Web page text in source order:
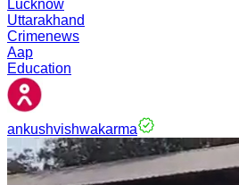
Lucknow
Uttarakhand
Crimenews
Aap
Education
ankushvishwakarma